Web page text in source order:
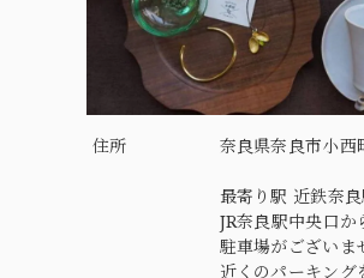
住所 奈良県奈良市小
最寄り駅 近鉄奈
JR奈良駅中央口
駐車場がございま
近くのパーキング